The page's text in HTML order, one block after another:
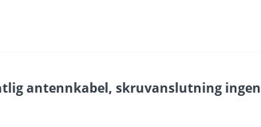
antennkabel, skruvanslutning ingen